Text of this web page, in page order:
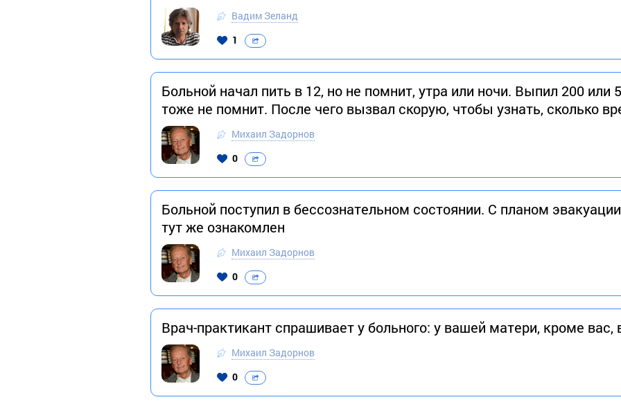
Вадим Зеланд
1
Больной начал пить в 12, но не помнит, утра или ночи. Выпил 200 или
тоже не помнит. После чего вызвал скорую, чтобы узнать, сколько
Михаил Задорнов
0
Больной поступил в бессознательном состоянии. С планом
тут же ознакомлен
Михаил Задорнов
0
Врач-практикант спрашивает у больного: у вашей матери, кроме
Михаил Задорнов
0